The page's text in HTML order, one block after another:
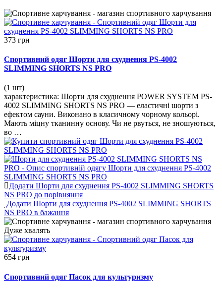
373 грн
Спортивний одяг Шорти для схуднення PS-4002
SLIMMING SHORTS NS PRO
(1 шт)
характеристика: Шорти для схуднення POWER SYSTEM PS-
4002 SLIMMING SHORTS NS PRO — еластичні шорти з
ефектом сауни. Виконано в класичному чорному кольорі.
Мають міцну тканинну основу. Чи не рвуться, не зношуються,
во …
Додати Шорти для схуднення PS-4002 SLIMMING SHORTS
NS PRO до порівняння
Додати Шорти для схуднення PS-4002 SLIMMING SHORTS
NS PRO в бажання
Дуже хвалять
654 грн
Спортивний одяг Пасок для культуризму